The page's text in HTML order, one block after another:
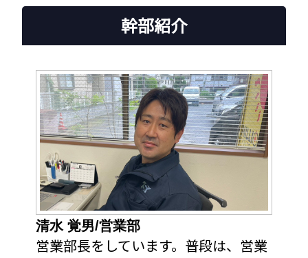
幹部紹介
清水 覚男/営業部
営業部長をしています。普段は、営業